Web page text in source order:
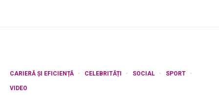
CARIERĂ ȘI EFICIENȚĂ CELEBRITĂȚI SOCIAL SPORT
VIDEO